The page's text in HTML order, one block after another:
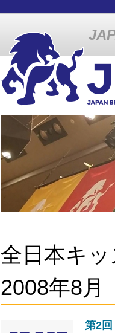
全日本キ
2008年8月
第2